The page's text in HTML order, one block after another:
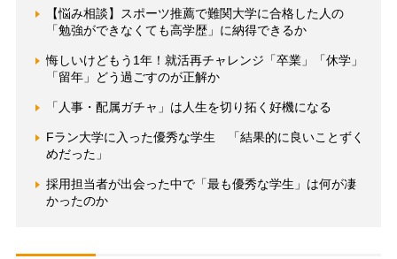
【悩み相談】スポーツ推薦で難関大学に合格した人の
「勉強ができなくても高学歴」に納得できるか
悔しいけどもう1年！就活再チャレンジ「卒業」「休学」
「留年」どう過ごすのが正解か
「人事・配属ガチャ」は人生を切り拓く好機になる
Fラン大学に入った優秀な学生 「結果的に良いことずく
めだった」
採用担当者が出会った中で「最も優秀な学生」は何が凄
かったのか